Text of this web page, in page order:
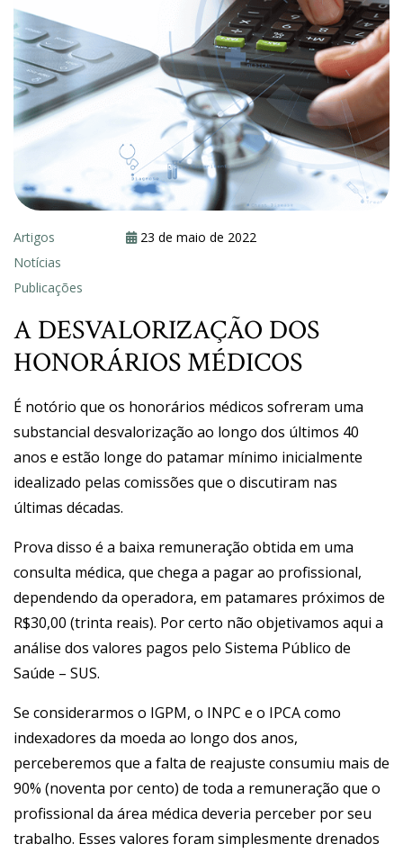
Artigos
Notícias
Publicações
23 de maio de 2022
A DESVALORIZAÇÃO DOS
HONORÁRIOS MÉDICOS
É notório que os honorários médicos sofreram uma
substancial desvalorização ao longo dos últimos 40
anos e estão longe do patamar mínimo inicialmente
idealizado pelas comissões que o discutiram nas
últimas décadas.
Prova disso é a baixa remuneração obtida em uma
consulta médica, que chega a pagar ao profissional,
dependendo da operadora, em patamares próximos de
R$30,00 (trinta reais). Por certo não objetivamos aqui a
análise dos valores pagos pelo Sistema Público de
Saúde – SUS.
Se considerarmos o IGPM, o INPC e o IPCA como
indexadores da moeda ao longo dos anos,
perceberemos que a falta de reajuste consumiu mais de
90% (noventa por cento) de toda a remuneração que o
profissional da área médica deveria perceber por seu
trabalho. Esses valores foram simplesmente drenados